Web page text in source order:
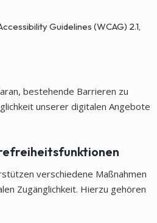
Guidelines (WCAG) 2.1,
bestehende Barrieren zu
unserer digitalen Angebote
verschiedene Maßnahmen
Zugänglichkeit. Hierzu gehören